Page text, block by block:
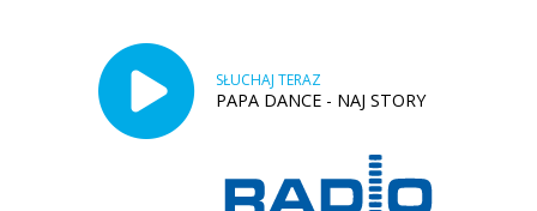
SŁUCHAJ TERAZ
PAPA DANCE - NAJ STORY